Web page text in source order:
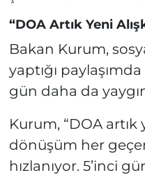
“DOA Artık Yeni
Bakan Kurum,
yaptığı
gün daha da
Kurum, “DOA artık
dönüşüm her
hızlanıyor. 5’inci